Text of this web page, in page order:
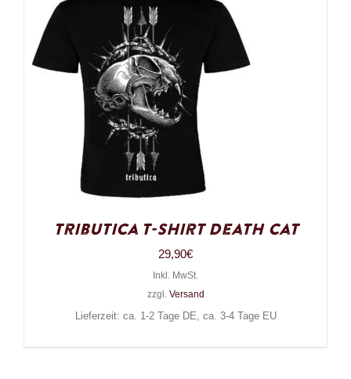
Tributica T-Shirt Death Cat
29,90€
Inkl. MwSt.
zzgl. Versand
Lieferzeit: ca. 1-2 Tage DE, ca. 3-4 Tage EU